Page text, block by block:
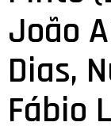
João
Dias,
Fábio